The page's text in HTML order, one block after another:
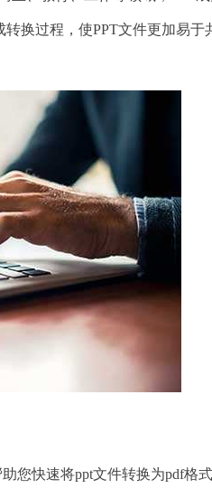
换过程，使PPT文件更加易于
快速将ppt文件转换为pdf格